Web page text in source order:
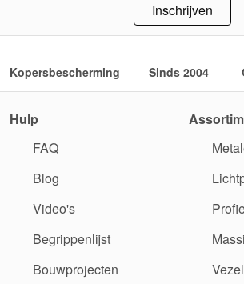
Inschrijven
Kopersbescherming Sinds 2004
Hulp
FAQ
Blog
Video's
Begrippenlijst
Bouwprojecten